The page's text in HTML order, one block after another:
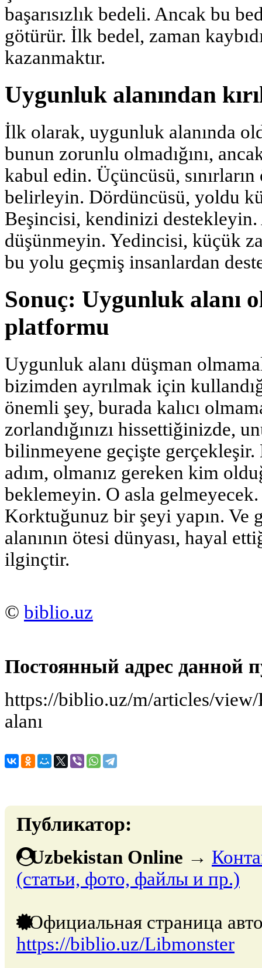
başarısızlık bedeli. Ancak bu
götürür. İlk bedel, zaman
kazanmaktır.
Uygunluk alanından
İlk olarak, uygunluk alanında
bunun zorunlu olmadığını,
kabul edin. Üçüncüsü,
belirleyin. Dördüncüsü, yoldu
Beşincisi, kendinizi destekleyin.
düşünmeyin. Yedincisi, küçük
bu yolu geçmiş insanlardan
Sonuç: Uygunluk alanı
platformu
Uygunluk alanı düşman
bizimden ayrılmak için
önemli şey, burada kalıcı
zorlandığınızı hissettiğinizde,
bilinmeyene geçişte
adım, olmanız gereken kim
beklemeyin. O asla
Korktuğunuz bir şeyi yapın.
alanının ötesi dünyası, hayal
ilginçtir.
© biblio.uz
Постоянный адрес данной
https://biblio.uz/m/articles/
alanı
Публикатор:
Uzbekistan Online →
(статьи, фото, файлы и пр.)
Официальная страница
https://biblio.uz/Libmonster